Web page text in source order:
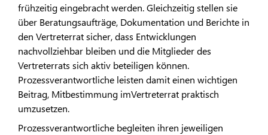
frühzeitig eingebracht werden. Gleichzeitig stellen sie
über Beratungsaufträge, Dokumentation und Berichte in
den Vertreterrat sicher, dass Entwicklungen
nachvollziehbar bleiben und die Mitglieder des
Vertreterrats sich aktiv beteiligen können.
Prozessverantwortliche leisten damit einen wichtigen
Beitrag, Mitbestimmung imVertreterrat praktisch
umzusetzen.
Prozessverantwortliche begleiten ihren jeweiligen